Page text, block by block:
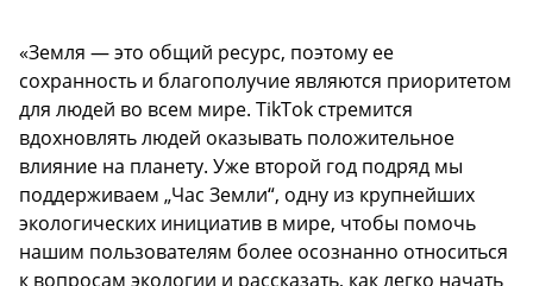
«Земля — это общий ресурс, поэтому ее
сохранность и благополучие являются приоритетом
для людей во всем мире. TikTok стремится
вдохновлять людей оказывать положительное
влияние на планету. Уже второй год подряд мы
поддерживаем „Час Земли“, одну из крупнейших
экологических инициатив в мире, чтобы помочь
нашим пользователям более осознанно относиться
к вопросам экологии и рассказать, как легко начать